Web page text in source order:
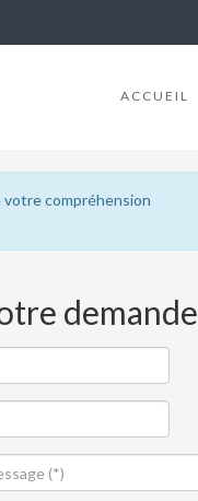
ACCUEIL
votre compréhension
demande